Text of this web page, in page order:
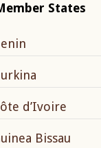
States
d’Ivoire
Bissau